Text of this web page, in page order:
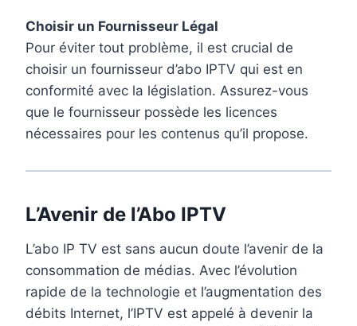
Choisir un Fournisseur Légal
Pour éviter tout problème, il est crucial de
choisir un fournisseur d’abo IPTV qui est en
conformité avec la législation. Assurez-vous
que le fournisseur possède les licences
nécessaires pour les contenus qu’il propose.
L’Avenir de l’Abo IPTV
L’abo IP TV est sans aucun doute l’avenir de la
consommation de médias. Avec l’évolution
rapide de la technologie et l’augmentation des
débits Internet, l’IPTV est appelé à devenir la